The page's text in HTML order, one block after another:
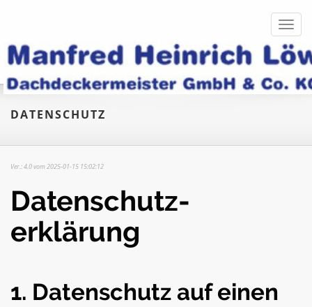
DATENSCHUTZ
Ver.: 4.0 vom 2025-01-15 15:02:12
Datenschutz­
erklärung
1. Datenschutz auf einen